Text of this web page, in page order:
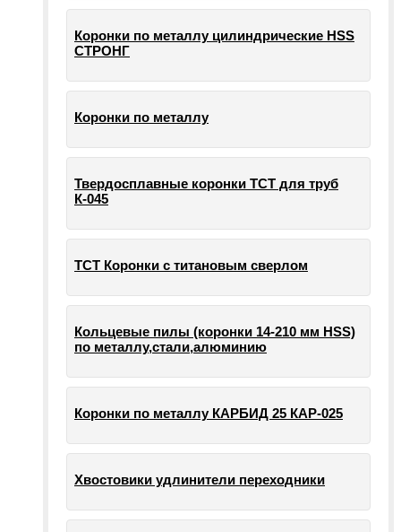
Коронки по металлу цилиндрические HSS
СТРОНГ
Коронки по металлу
Твердосплавные коронки ТСТ для труб
К-045
ТСТ Коронки с титановым сверлом
Кольцевые пилы (коронки 14-210 мм HSS)
по металлу,стали,алюминию
Коронки по металлу КАРБИД 25 КАР-025
Хвостовики удлинители переходники